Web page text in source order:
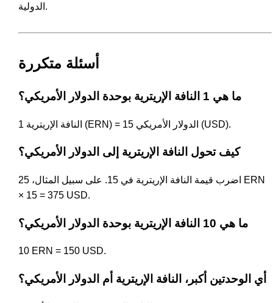
الدولية.
أسئلة متكررة
ما هي 1 النافة الإريترية بوحدة الدولار الأمريكي؟
1 النافة الإريترية (ERN) = 15 الدولار الأمريكي (USD).
كيف تحول النافة الإريترية إلى الدولار الأمريكي؟
اضرب قيمة النافة الإريترية في 15. على سبيل المثال، 25 ERN
× 15 = 375 USD.
ما هي 10 النافة الإريترية بوحدة الدولار الأمريكي؟
10 ERN = 150 USD.
أي الوحدتين أكبر، النافة الإريترية أم الدولار الأمريكي؟